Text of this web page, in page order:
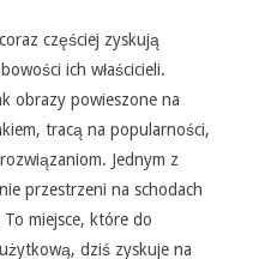
częściej zyskują
ich właścicieli.
obrazy powieszone na
tracą na popularności,
Jednym z
przestrzeni na schodach
miejsce, które do
dziś zyskuje na